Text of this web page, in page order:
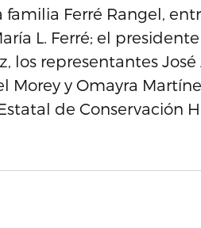
Ferré Rangel,
L. Ferré; el
los representantes
Morey y Omayra
de Conservación